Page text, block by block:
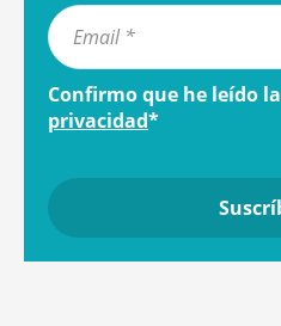
Confirmo que he leído la
privacidad*